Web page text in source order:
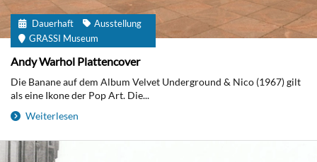
Dauerhaft
Ausstellung
GRASSI Museum
Andy Warhol Plattencover
Die Banane auf dem Album Velvet Underground & Nico (1967) gilt
als eine Ikone der Pop Art. Die...
Weiterlesen